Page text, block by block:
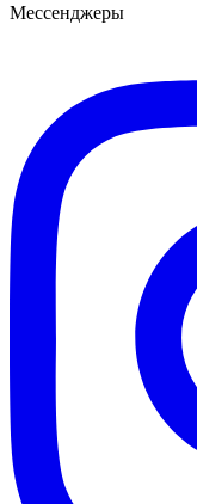
Мессенджеры